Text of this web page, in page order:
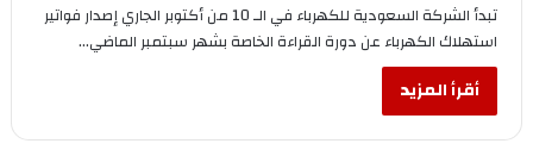
تبدأ الشركة السعودية للكهرباء في الـ 10 من أكتوبر الجاري إصدار فواتير
استهلاك الكهرباء عن دورة القراءة الخاصة بشهر سبتمبر الماضي…
أقرأ المزيد